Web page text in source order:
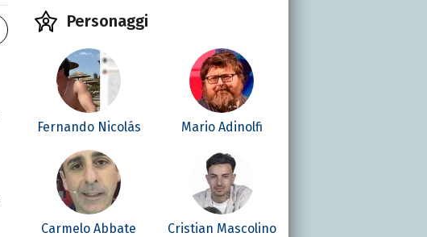
Personaggi
Fernando Nicolás Mario Adinolfi
Carmelo Abbate Cristian Mascolino